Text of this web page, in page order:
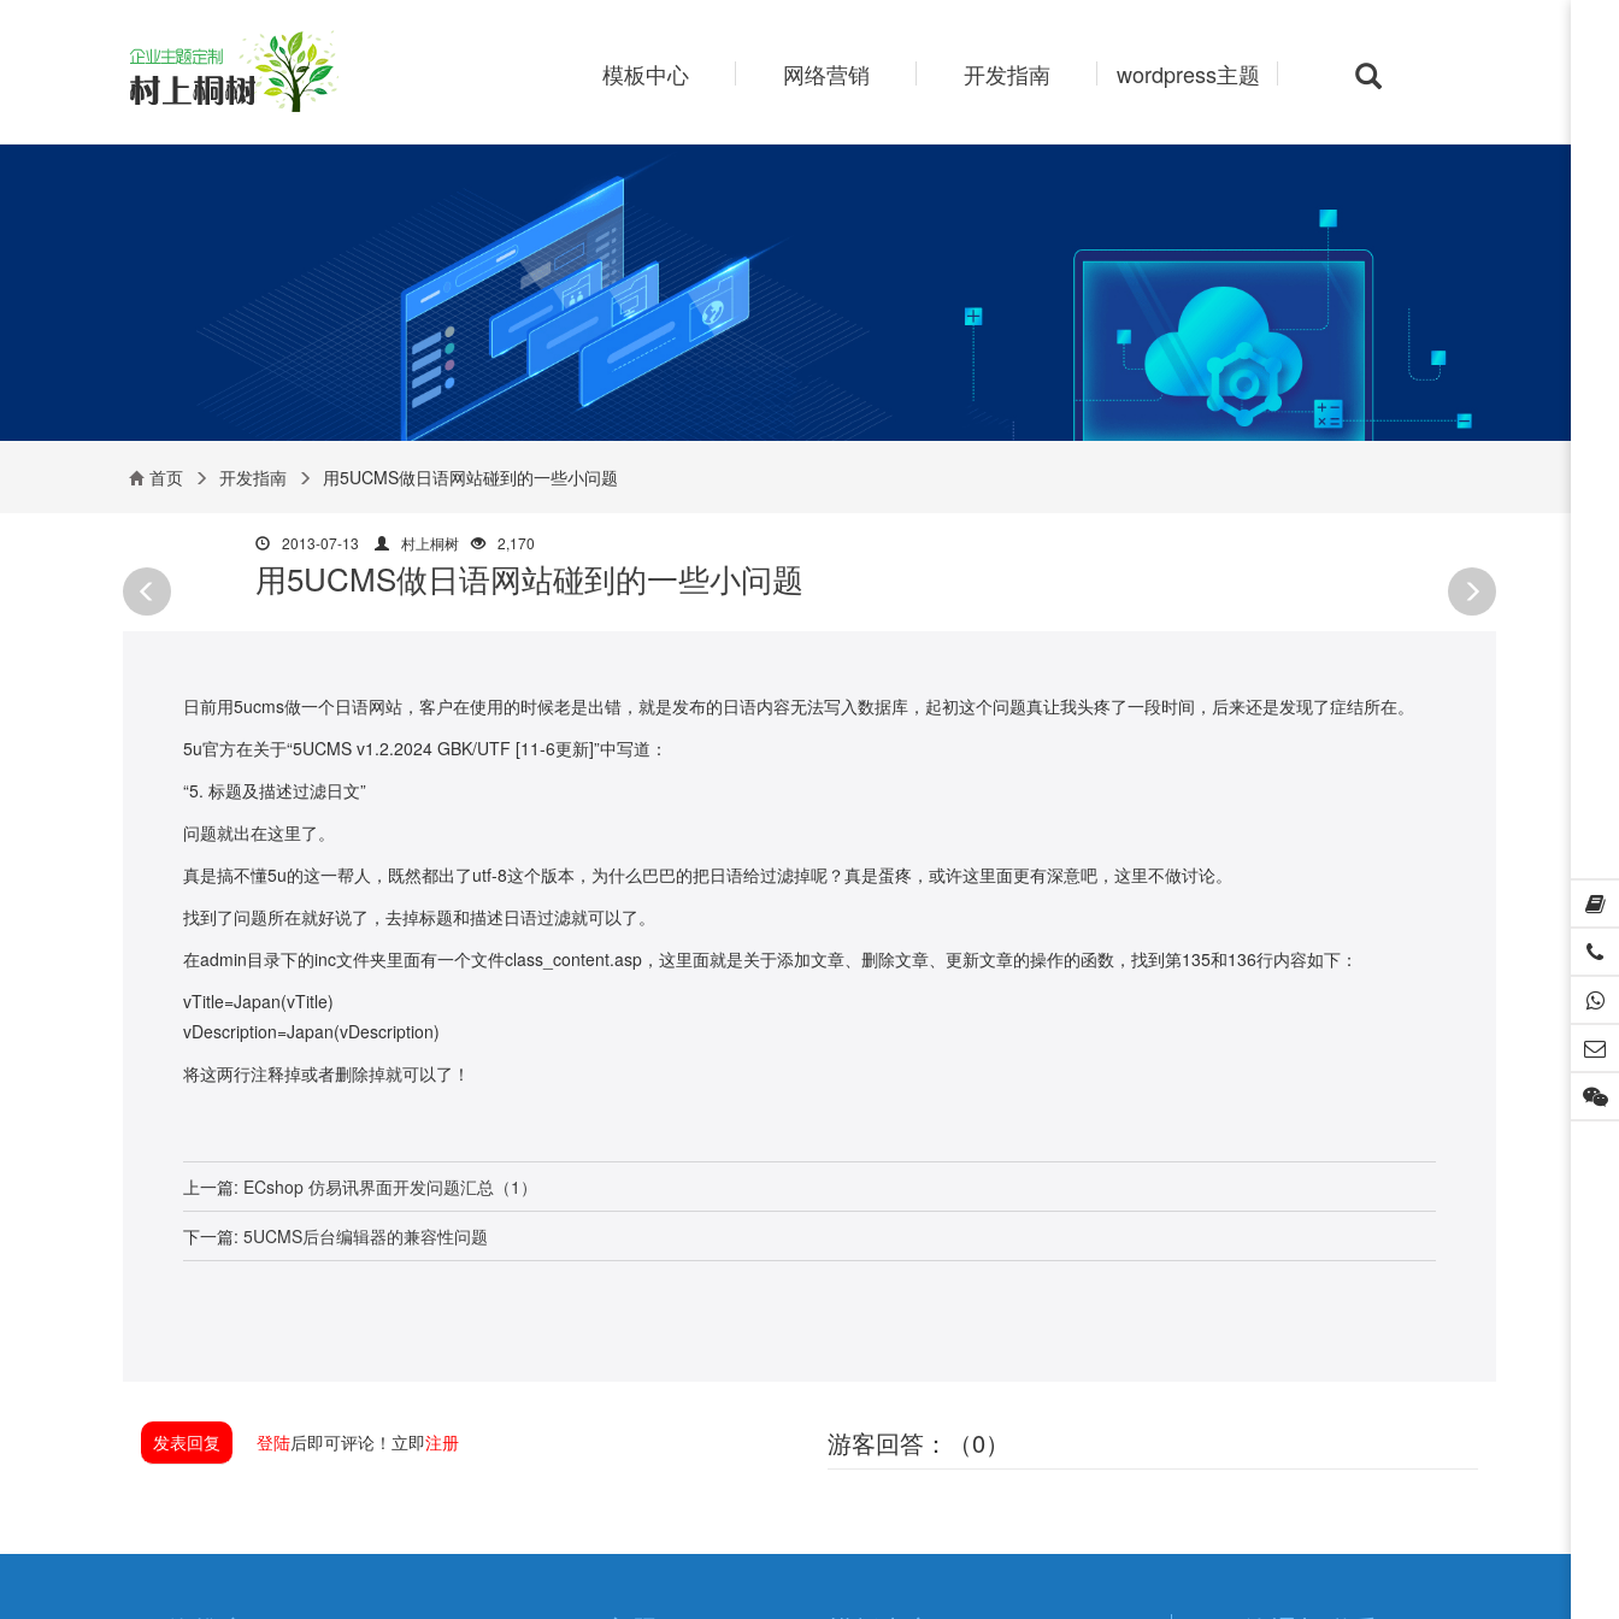
模板中心 网络营销 开发指南 wordpress主题
首页 开发指南 用5UCMS做日语网站碰到的一些小问题
2013-07-13 村上桐树 2,170
用5UCMS做日语网站碰到的一些小问题
日前用5ucms做一个日语网站，客户在使用的时候老是出错，就是发布的日语内容无法写入数据库，起初这个问题真让我头疼了一段时间，后来还是发现了症结所在。
5u官方在关于“5UCMS v1.2.2024 GBK/UTF [11-6更新]”中写道：
“5. 标题及描述过滤日文”
问题就出在这里了。
真是搞不懂5u的这一帮人，既然都出了utf-8这个版本，为什么巴巴的把日语给过滤掉呢？真是蛋疼，或许这里面更有深意吧，这里不做讨论。
找到了问题所在就好说了，去掉标题和描述日语过滤就可以了。
在admin目录下的inc文件夹里面有一个文件class_content.asp，这里面就是关于添加文章、删除文章、更新文章的操作的函数，找到第135和136行内容如下：
vTitle=Japan(vTitle)
vDescription=Japan(vDescription)
将这两行注释掉或者删除掉就可以了！
上一篇: ECshop 仿易讯界面开发问题汇总（1）
下一篇: 5UCMS后台编辑器的兼容性问题
发表回复 登陆后即可评论！立即注册 游客回答：（0）